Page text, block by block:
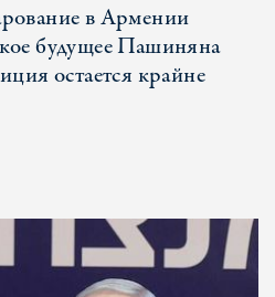
в Армении
будущее Пашиняна
остается крайне